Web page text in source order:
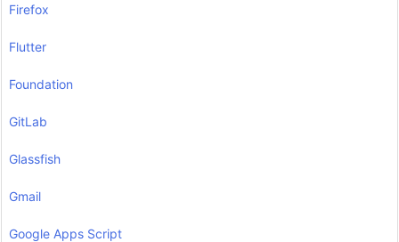
Firefox
Flutter
Foundation
GitLab
Glassfish
Gmail
Google Apps Script